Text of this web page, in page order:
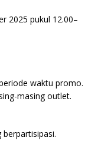
2025 pukul 12.00–
waktu promo.
masing outlet.
berpartisipasi.